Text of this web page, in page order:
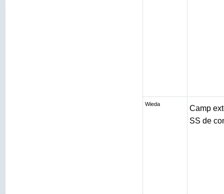
Wieda
Camp
SS de